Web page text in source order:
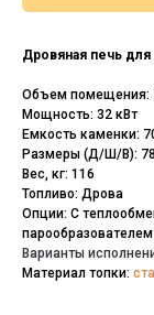
Дровяная печь для
Объем помещения:
Мощность: 32 кВт
Емкость каменки:
Размеры (Д/Ш/В):
Вес, кг: 116
Топливо: Дрова
Опции: С
парообразователем
Варианты
Материал топки: